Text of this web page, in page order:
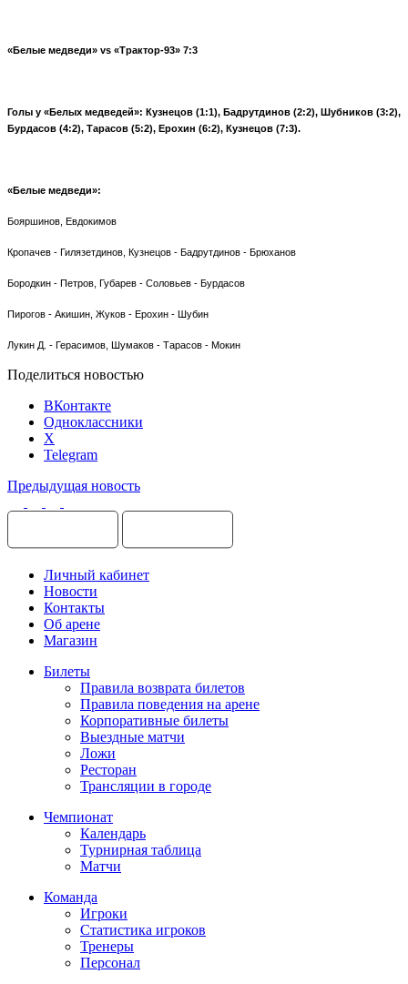
«Белые медведи» vs «Трактор-93» 7:3
Голы у «Белых медведей»: Кузнецов (1:1), Бадрутдинов (2:2), Шубников (3:2),
Бурдасов (4:2), Тарасов (5:2), Ерохин (6:2), Кузнецов (7:3).
«Белые медведи»:
Бояршинов, Евдокимов
Кропачев - Гилязетдинов, Кузнецов - Бадрутдинов - Брюханов
Бородкин - Петров, Губарев - Соловьев - Бурдасов
Пирогов - Акишин, Жуков - Ерохин - Шубин
Лукин Д. - Герасимов, Шумаков - Тарасов - Мокин
Поделиться новостью
ВКонтакте
Одноклассники
X
Telegram
Предыдущая новость
Личный кабинет
Новости
Контакты
Об арене
Магазин
Билеты
Правила возврата билетов
Правила поведения на арене
Корпоративные билеты
Выездные матчи
Ложи
Ресторан
Трансляции в городе
Чемпионат
Календарь
Турнирная таблица
Матчи
Команда
Игроки
Статистика игроков
Тренеры
Персонал